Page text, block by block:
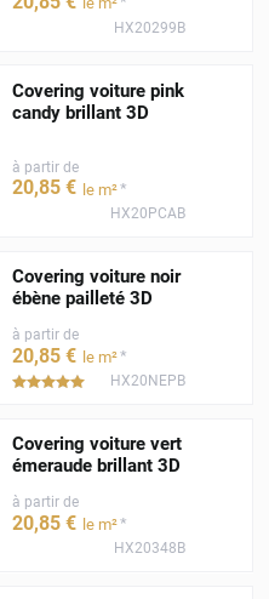
HX20299B
Covering voiture pink
candy brillant 3D
à partir de
20,85 € le m²*
HX20PCAB
Covering voiture noir
ébène pailleté 3D
à partir de
20,85 € le m²*
*****HX20NEPB
Covering voiture vert
émeraude brillant 3D
à partir de
20,85 € le m²*
HX20348B